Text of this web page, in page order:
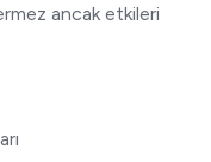
ancak etkileri